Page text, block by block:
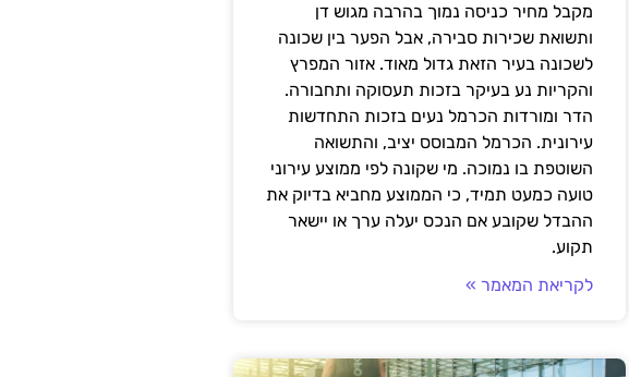
מקבל מחיר כניסה נמוך בהרבה מגוש דן
ותשואת שכירות סבירה, אבל הפער בין שכונה
לשכונה בעיר הזאת גדול מאוד. אזור המפרץ
והקריות נע בעיקר בזכות תעסוקה ותחבורה.
הדר ומורדות הכרמל נעים בזכות התחדשות
עירונית. הכרמל המבוסס יציב, והתשואה
השוטפת בו נמוכה. מי שקונה לפי ממוצע עירוני
טועה כמעט תמיד, כי הממוצע מחביא בדיוק את
ההבדל שקובע אם הנכס יעלה ערך או יישאר
תקוע.
לקריאת המאמר »